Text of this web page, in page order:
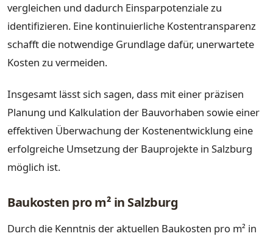
vergleichen und dadurch Einsparpotenziale zu
identifizieren. Eine kontinuierliche Kostentransparenz
schafft die notwendige Grundlage dafür, unerwartete
Kosten zu vermeiden.
Insgesamt lässt sich sagen, dass mit einer präzisen
Planung und Kalkulation der Bauvorhaben sowie einer
effektiven Überwachung der Kostenentwicklung eine
erfolgreiche Umsetzung der Bauprojekte in Salzburg
möglich ist.
Baukosten pro m² in Salzburg
Durch die Kenntnis der aktuellen Baukosten pro m² in